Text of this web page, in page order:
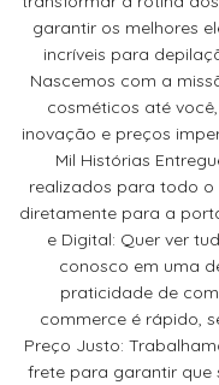
garantir os melhores
incríveis para
Nascemos com a
cosméticos até
inovação e preços
Mil Histórias
realizados para todo o
diretamente para a
e Digital: Quer ver
conosco em uma
praticidade de
commerce é rápido,
Preço Justo:
frete para garantir que